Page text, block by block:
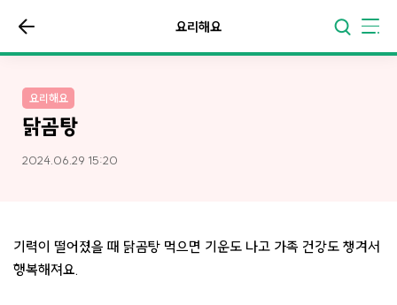
요리해요
요리해요
닭곰탕
2024.06.29 15:20
기력이 떨어졌을 때 닭곰탕 먹으면 기운도 나고 가족 건강도 챙겨서
행복해져요.